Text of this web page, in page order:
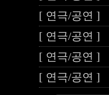
[ 연극/공연 ]
[ 연극/공연 ]
[ 연극/공연 ]
[ 연극/공연 ]